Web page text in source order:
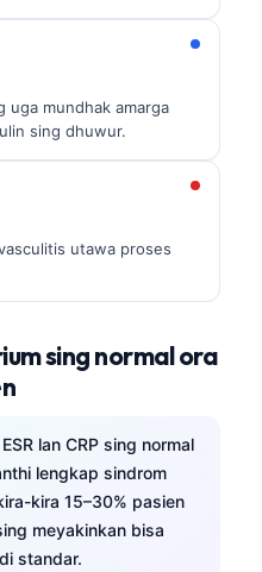
uga mundhak amarga
sing dhuwur.
utawa proses
sing normal ora
lan CRP sing normal
lengkap sindrom
kira 15–30% pasien
meyakinkan bisa
standar.